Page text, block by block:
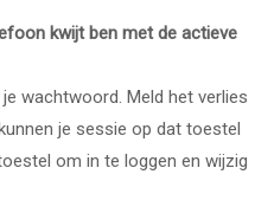
kwijt ben met de actieve
wachtwoord. Meld het verlies
je sessie op dat toestel
om in te loggen en wijzig